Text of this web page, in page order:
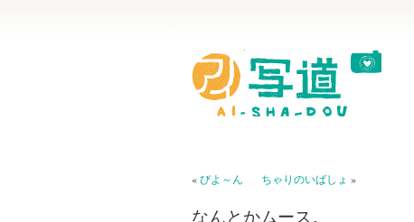
«びよ～ん ちゃりのいばしょ »
なんとかムース。